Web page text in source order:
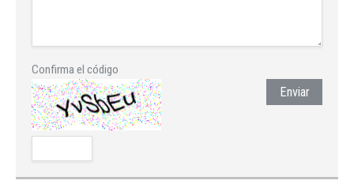
Confirma el código
Enviar